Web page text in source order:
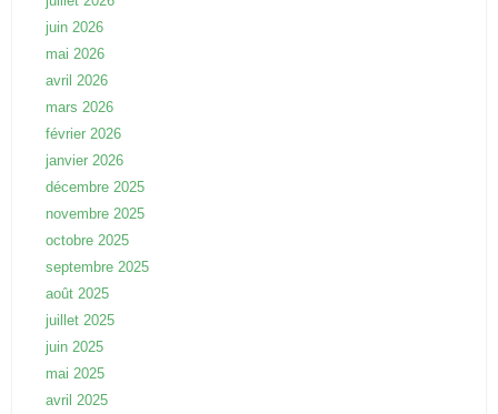
juin 2026
mai 2026
avril 2026
mars 2026
février 2026
janvier 2026
décembre 2025
novembre 2025
octobre 2025
septembre 2025
août 2025
juillet 2025
juin 2025
mai 2025
avril 2025